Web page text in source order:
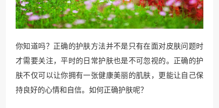
你知道吗？正确的护肤方法并不是只有在面对皮肤问题时
才需要关注，平时的日常护肤也是不可忽视的。正确的护
肤不仅可以让你拥有一张健康美丽的肌肤，更能让自己保
持良好的心情和自信。如何正确护肤呢？